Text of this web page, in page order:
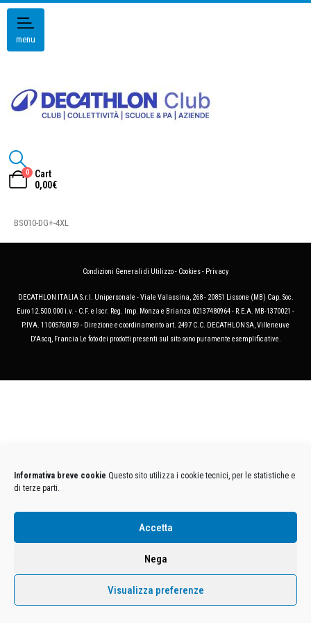
Informativa breve cookie Questo sito utilizza i cookie tecnici, per le statistiche e
di terze parti.
Accetta
Nega
Visualizza preferenze
menu
0
Cart
0,00€
BS010-DG+-4XL
Condizioni Generali di Utilizzo- Cookies- Privacy
DECATHLON ITALIA S.r.l. Unipersonale - Viale Valassina, 268 - 20851 Lissone (MB) Cap. Soc.
Euro 12.500.000 i.v. - C.F. e Iscr. Reg. Imp. Monza e Brianza 02137480964 - R.E.A. MB-1370021 -
P.IVA. 11005760159 - Direzione e coordinamento art. 2497 C.C. DECATHLON SA, Villeneuve
D'Ascq, Francia Le foto dei prodotti presenti sul sito sono puramente esemplificative.